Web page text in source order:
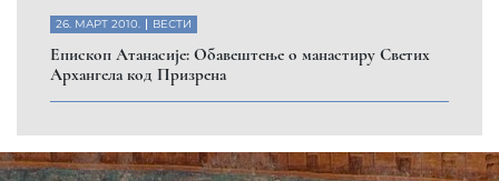
26. МАРТ 2010. ВЕСТИ
Eпископ Атанасије: Обавештење о манастиру Светих
Архангела код Призрена